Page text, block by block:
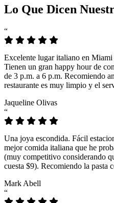
Lo Que Dicen
“
Excelente lugar italiano en
Tienen un gran happy hour de
de 3 p.m. a 6 p.m. Recomiendo
restaurante es muy limpio y el
Jaqueline Olivas
“
Una joya escondida. Fácil
mejor comida italiana que he
(muy competitivo considerando
cuesta $9). Recomiendo la pasta
Mark Abell
“